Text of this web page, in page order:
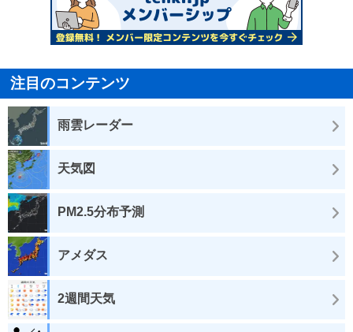
注目のコンテンツ
雨雲レーダー
天気図
PM2.5分布予測
アメダス
2週間天気